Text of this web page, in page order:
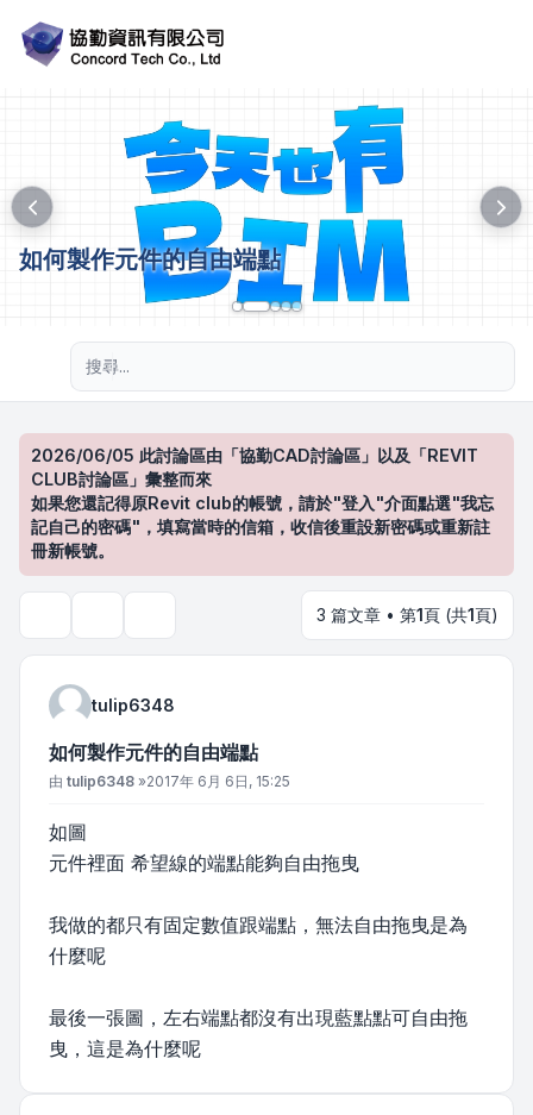
如何製作元件的自由端點
2026/06/05 此討論區由「協勤CAD討論區」以及「REVIT
CLUB討論區」彙整而來
如果您還記得原Revit club的帳號，請於"登入"介面點選"我忘
記自己的密碼"，填寫當時的信箱，收信後重設新密碼或重新註
冊新帳號。
3 篇文章 • 第1頁 (共1頁)
tulip6348
如何製作元件的自由端點
文章
由 tulip6348 »2017年 6月 6日, 15:25
如圖
元件裡面 希望線的端點能夠自由拖曳
我做的都只有固定數值跟端點，無法自由拖曳是為
什麼呢
最後一張圖，左右端點都沒有出現藍點點可自由拖
曳，這是為什麼呢